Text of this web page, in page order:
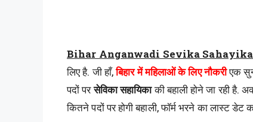
Bihar Anganwadi Sevika Sahayika
लिए है. जी हाँ,बिहार में महिलाओं के लिए नौकरीएक
पदों परसेविका सहायिकाकी बहाली होने जा रही है.
कितने पदों पर होगी बहाली, फॉर्म भरने का लास्ट